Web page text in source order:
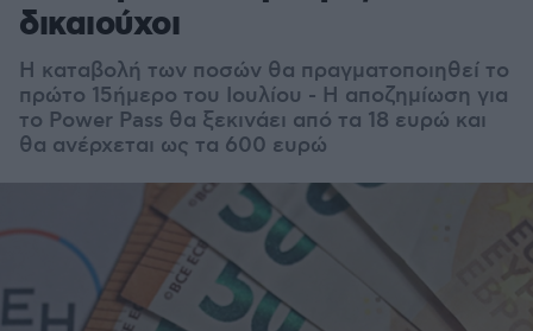
δικαιούχοι
Η καταβολή των ποσών θα πραγματοποιηθεί το
πρώτο 15ήμερο του Ιουλίου - Η αποζημίωση για
το Power Pass θα ξεκινάει από τα 18 ευρώ και
θα ανέρχεται ως τα 600 ευρώ